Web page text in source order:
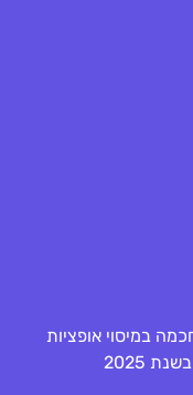
במיסוי אופציות
2025